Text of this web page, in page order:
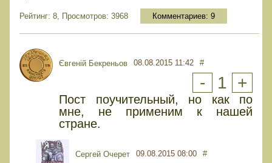
Рейтинг: 8, Просмотров: 3968 Комментариев: 9
Євгеній Бекреньов 08.08.2015 11:42 #
- 1 +
Пост поучительный, но как по
мне, не применим к нашей
стране.
Сергей Очерет 09.08.2015 08:00 #